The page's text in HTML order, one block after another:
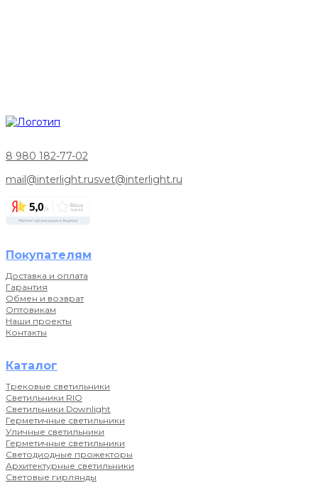
8 980 182-77-02
mail@interlight.rusvet@interlight.ru
Покупателям
Доставка и оплата
Гарантия
Обмен и возврат
Оптовикам
Наши проекты
Контакты
Каталог
Трековые светильники
Светильники RIO
Светильники Downlight
Герметичные светильники
Уличные светильники
Герметичные светильники
Светодиодные прожекторы
Архитектурные светильники
Световые гирлянды